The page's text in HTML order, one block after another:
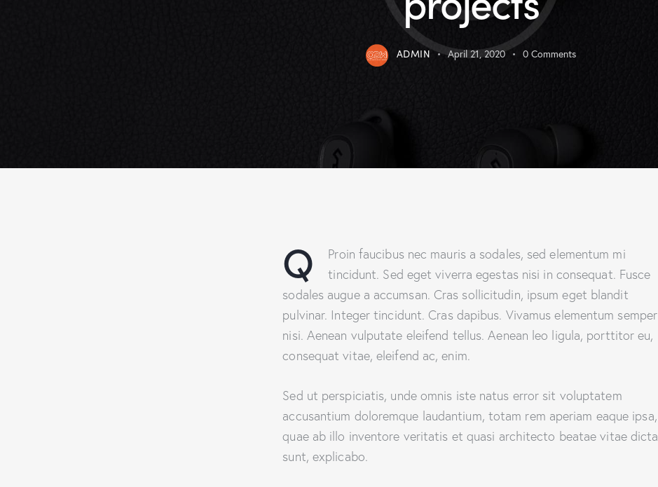
ADMIN April 21, 2020 0 Comments
Q
Proin faucibus nec mauris a sodales, sed elementum mi
tincidunt. Sed eget viverra egestas nisi in consequat. Fusce
sodales augue a accumsan. Cras sollicitudin, ipsum eget blandit
pulvinar. Integer tincidunt. Cras dapibus. Vivamus elementum semper
nisi. Aenean vulputate eleifend tellus. Aenean leo ligula, porttitor eu,
consequat vitae, eleifend ac, enim.
Sed ut perspiciatis, unde omnis iste natus error sit voluptatem
accusantium doloremque laudantium, totam rem aperiam eaque ipsa,
quae ab illo inventore veritatis et quasi architecto beatae vitae dicta
sunt, explicabo.